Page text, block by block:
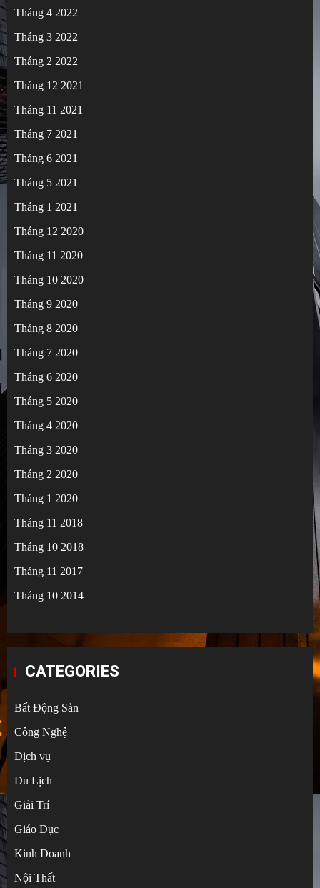
Tháng 4 2022
Tháng 3 2022
Tháng 2 2022
Tháng 12 2021
Tháng 11 2021
Tháng 7 2021
Tháng 6 2021
Tháng 5 2021
Tháng 1 2021
Tháng 12 2020
Tháng 11 2020
Tháng 10 2020
Tháng 9 2020
Tháng 8 2020
Tháng 7 2020
Tháng 6 2020
Tháng 5 2020
Tháng 4 2020
Tháng 3 2020
Tháng 2 2020
Tháng 1 2020
Tháng 11 2018
Tháng 10 2018
Tháng 11 2017
Tháng 10 2014
CATEGORIES
Bất Động Sản
Công Nghệ
Dịch vụ
Du Lịch
Giải Trí
Giáo Dục
Kinh Doanh
Nội Thất